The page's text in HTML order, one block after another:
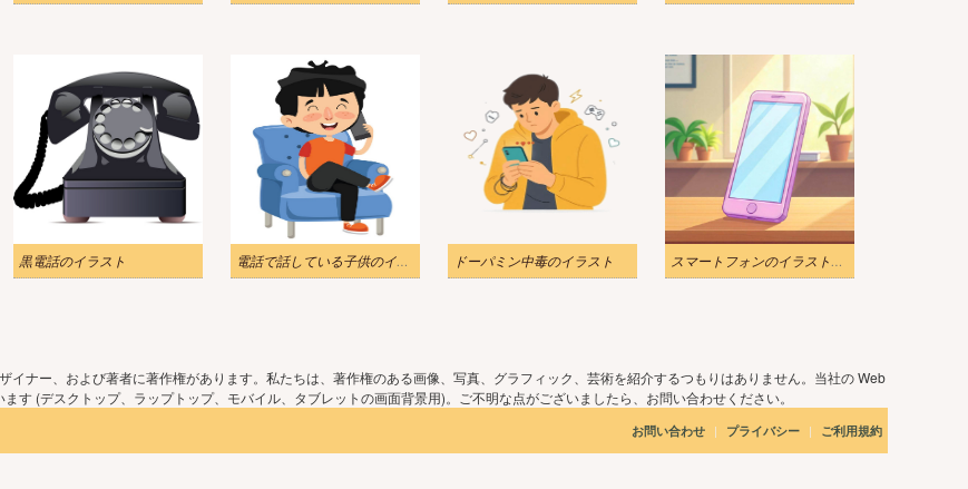
黒電話のイラスト 電話で話している子供のイラスト ドーパミン中毒のイラスト スマートフォンのイラスト背景
ナー、および著者に著作権があります。私たちは、著作権のある画像、写真、グラフィック、芸術を紹介するつもりはありません。当社の Web
す (デスクトップ、ラップトップ、モバイル、タブレットの画面背景用)。ご不明な点がございましたら、お問い合わせください。
お問い合わせ | プライバシー | ご利用規約